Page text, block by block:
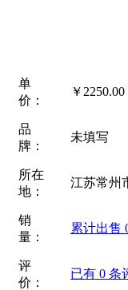
单
价：
￥ 2250.00
品
牌：
未填写
所在
地：
江苏常州
销
量：
累计出售
评
价：
已有 0 条